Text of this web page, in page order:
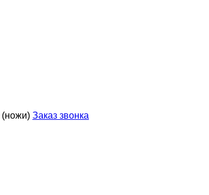
(ножи) Заказ звонка